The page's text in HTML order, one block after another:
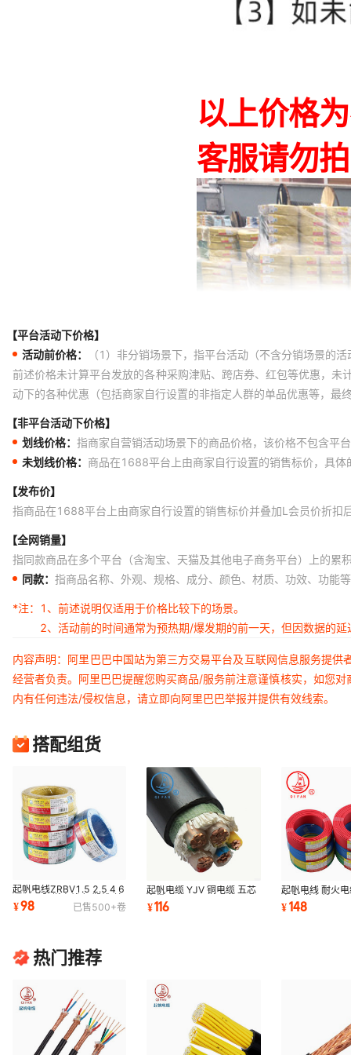
【平台活动下价格】
活动前价格：
（1）非分销场景下，指平台活动（不含分销场景的
前述价格未计算平台发放的各种采购津贴、跨店券、红包等优惠，
动下的各种优惠（包括商家自行设置的非指定人群的单品优惠等，
【非平台活动下价格】
划线价格： 指商家自营销活动场景下的商品价格，该价格不包含平
未划线价格： 商品在1688平台上由商家自行设置的销售标价，具
【发布价】
指商品在1688平台上由商家自行设置的销售标价并叠加L会员价折扣
【全网销量】
指同款商品在多个平台（含淘宝、天猫及其他电子商务平台）上的累
同款： 指商品名称、外观、规格、成分、颜色、材质、功效、功能
*注：
1、前述说明仅适用于价格比较下的场景。
2、活动前的时间通常为预热期/爆发期的前一天，但因数据的
内容声明：阿里巴巴中国站为第三方交易平台及互联网信息服务提
经营者负责。阿里巴巴提醒您购买商品/服务前注意谨慎核实，如您
内有任何违法/侵权信息，请立即向阿里巴巴举报并提供有效线索。
搭配组货
起帆电线ZRBV1.5 2.5 4 6
ZR-BV阻燃电线 铜塑线 单
芯塑铜线
¥98 已售500+卷
起帆电缆 YJV 铜电缆 五芯
电缆 YJV/VV 4*50+1*25
电力电缆
¥116
起帆电线 耐火
卤 阻燃电线
WDZN-BYJ
¥148
热门推荐